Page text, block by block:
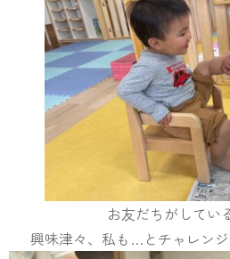
お友だちがしてい
興味津々、私も…とチャレン